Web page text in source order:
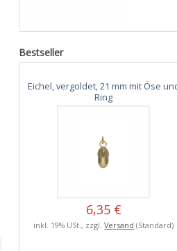
Bestseller
Eichel, vergoldet, 21 mm mit Öse
Ring
6,35 €
inkl. 19% USt., zzgl.Versand (Standard)